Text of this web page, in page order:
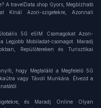
A travelData.shop Gyors, Megbízható
Kínál Azori-szigetekre, Azonnali
5G eSIM Csomagokat Azori-
Legjobb Mobiladat-csomagot. Maradj
Repülőtereken és Turisztikai
hogy Megtaláld a Megfelelő 5G
vagy Távoli Munkára. Élvezd a
és Maradj Online Olyan